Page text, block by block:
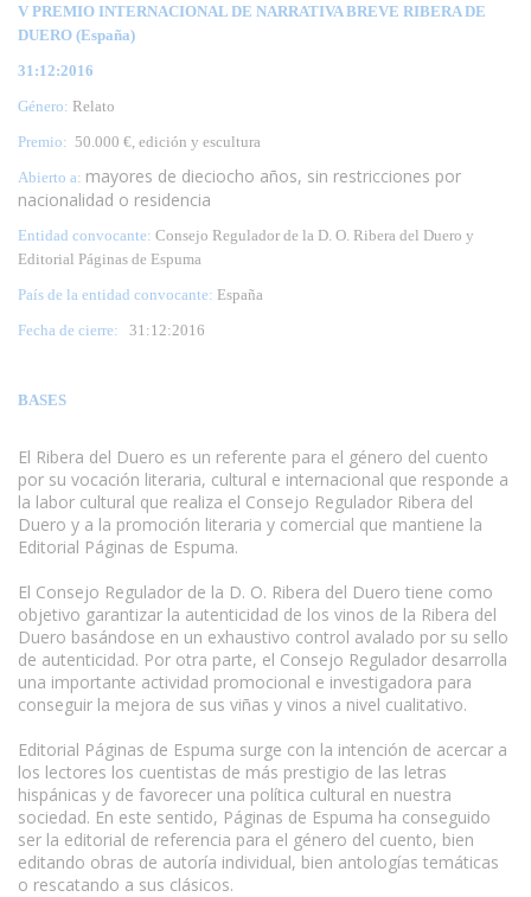
V PREMIO INTERNACIONAL DE NARRATIVA BREVE RIBERA DE
DUERO (España)
31:12:2016
Género: Relato
Premio: 50.000 €, edición y escultura
Abierto a: mayores de dieciocho años, sin restricciones por
nacionalidad o residencia
Entidad convocante: Consejo Regulador de la D. O. Ribera del Duero y
Editorial Páginas de Espuma
País de la entidad convocante: España
Fecha de cierre: 31 :12:2016
BASES
El Ribera del Duero es un referente para el género del cuento
por su vocación literaria, cultural e internacional que responde a
la labor cultural que realiza el Consejo Regulador Ribera del
Duero y a la promoción literaria y comercial que mantiene la
Editorial Páginas de Espuma.
El Consejo Regulador de la D. O. Ribera del Duero tiene como
objetivo garantizar la autenticidad de los vinos de la Ribera del
Duero basándose en un exhaustivo control avalado por su sello
de autenticidad. Por otra parte, el Consejo Regulador desarrolla
una importante actividad promocional e investigadora para
conseguir la mejora de sus viñas y vinos a nivel cualitativo.
Editorial Páginas de Espuma surge con la intención de acercar a
los lectores los cuentistas de más prestigio de las letras
hispánicas y de favorecer una política cultural en nuestra
sociedad. En este sentido, Páginas de Espuma ha conseguido
ser la editorial de referencia para el género del cuento, bien
editando obras de autoría individual, bien antologías temáticas
o rescatando a sus clásicos.